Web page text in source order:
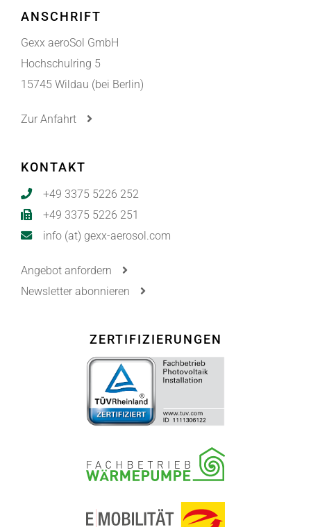
ANSCHRIFT
Gexx aeroSol GmbH
Hochschulring 5
15745 Wildau (bei Berlin)
Zur Anfahrt
KONTAKT
+49 3375 5226 252
+49 3375 5226 251
info (at) gexx-aerosol.com
Angebot anfordern
Newsletter abonnieren
ZERTIFIZIERUNGEN